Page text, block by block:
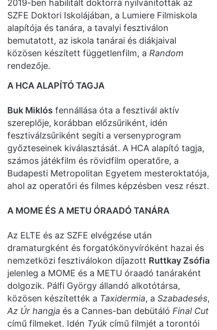
2019-ben habilitált doktorrá nyilvánították az
SZFE Doktori Iskolájában, a Lumiere Filmiskola
alapítója és tanára, a tavalyi fesztiválon
bemutatott, az iskola tanárai és diákjaival
közösen készített függetlenfilm, a Random
rendezője.
A HCA ALAPÍTÓ TAGJA
Buk Miklós fennállása óta a fesztivál aktív
szereplője, korábban előzsűriként, idén
fesztiválzsűriként segíti a versenyprogram
győzteseinek kiválasztását. A HCA alapító tagja,
számos játékfilm és rövidfilm operatőre, a
Budapesti Metropolitan Egyetem mesteroktatója,
ahol az operatőri és filmes képzésben vesz részt.
A MOME ÉS A METU ÓRAADÓ TANÁRA
Az ELTE és az SZFE elvégzése után
dramaturgként és forgatókönyvíróként hazai és
nemzetközi fesztiválokon díjazott Ruttkay Zsófia
jelenleg a MOME és a METU óraadó tanáraként
dolgozik. Pálfi György állandó alkotótársa,
közösen készítették a Taxidermia, a Szabadesés,
Az Úr hangja és a Cannes-ban debütáló Final Cut
című filmeket. Idén Tyúk című filmjét a torontói